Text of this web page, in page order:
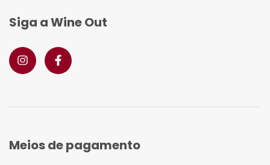
Siga a Wine Out
Meios de pagamento